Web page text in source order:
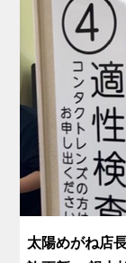
太陽めがね店